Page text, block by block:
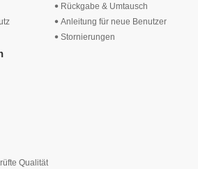
Rückgabe & Umtausch
Anleitung für neue Benutzer
Stornierungen
Qualität